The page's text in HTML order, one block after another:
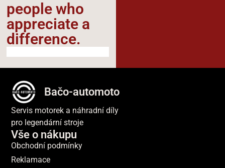
people who
appreciate a
difference.​
Bačo-automoto
Servis motorek a náhradní díly
pro legendární stroje
Vše o nákupu
Obchodní podmínky
Reklamace